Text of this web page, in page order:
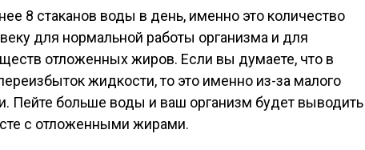
8 стаканов воды в день, именно это количество
для нормальной работы организма и для
отложенных жиров. Если вы думаете, что в
жидкости, то это именно из-за малого
Пейте больше воды и ваш организм будет выводить
с отложенными жирами.